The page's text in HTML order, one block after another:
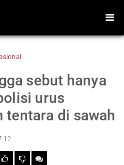
Peristiwa
Video
Foto
sebut hanya
urus
tentara di sawah